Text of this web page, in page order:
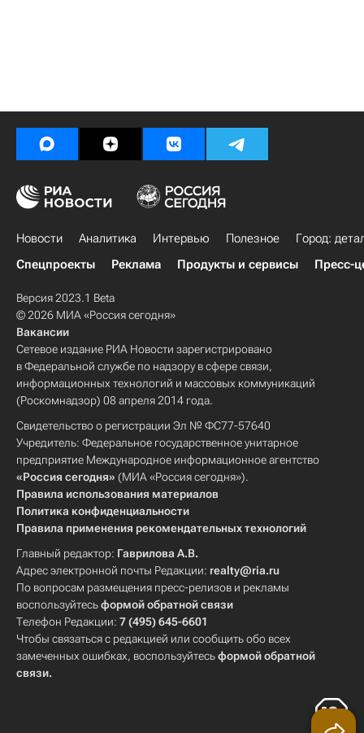
Новости Аналитика Интервью Полезное
Город:
Спецпроекты
Реклама Продукты и сервисы Пресс-
Версия 2023.1 Beta
© 2026 МИА «Россия сегодня»
Вакансии
Сетевое издание РИА Новости зарегистрировано
в Федеральной службе по надзору в сфере связи,
информационных технологий и массовых коммуникаций
(Роскомнадзор) 08 апреля 2014 года.
Свидетельство о регистрации Эл № ФС77-57640
Учредитель: Федеральное государственное унитарное
предприятие Международное информационное агентство
«Россия сегодня» (МИА «Россия сегодня»).
Правила использования материалов
Политика конфиденциальности
Правила применения рекомендательных технологий
Главный редактор: Гаврилова А.В.
Адрес электронной почты Редакции: realty@ria.ru
По вопросам размещения пресс-релизов и рекламы
воспользуйтесьформой обратной связи
Телефон Редакции: 7 (495) 645-6601
Чтобы связаться с редакцией или сообщить обо всех
замеченных ошибках, воспользуйтесьформой обратной
связи.